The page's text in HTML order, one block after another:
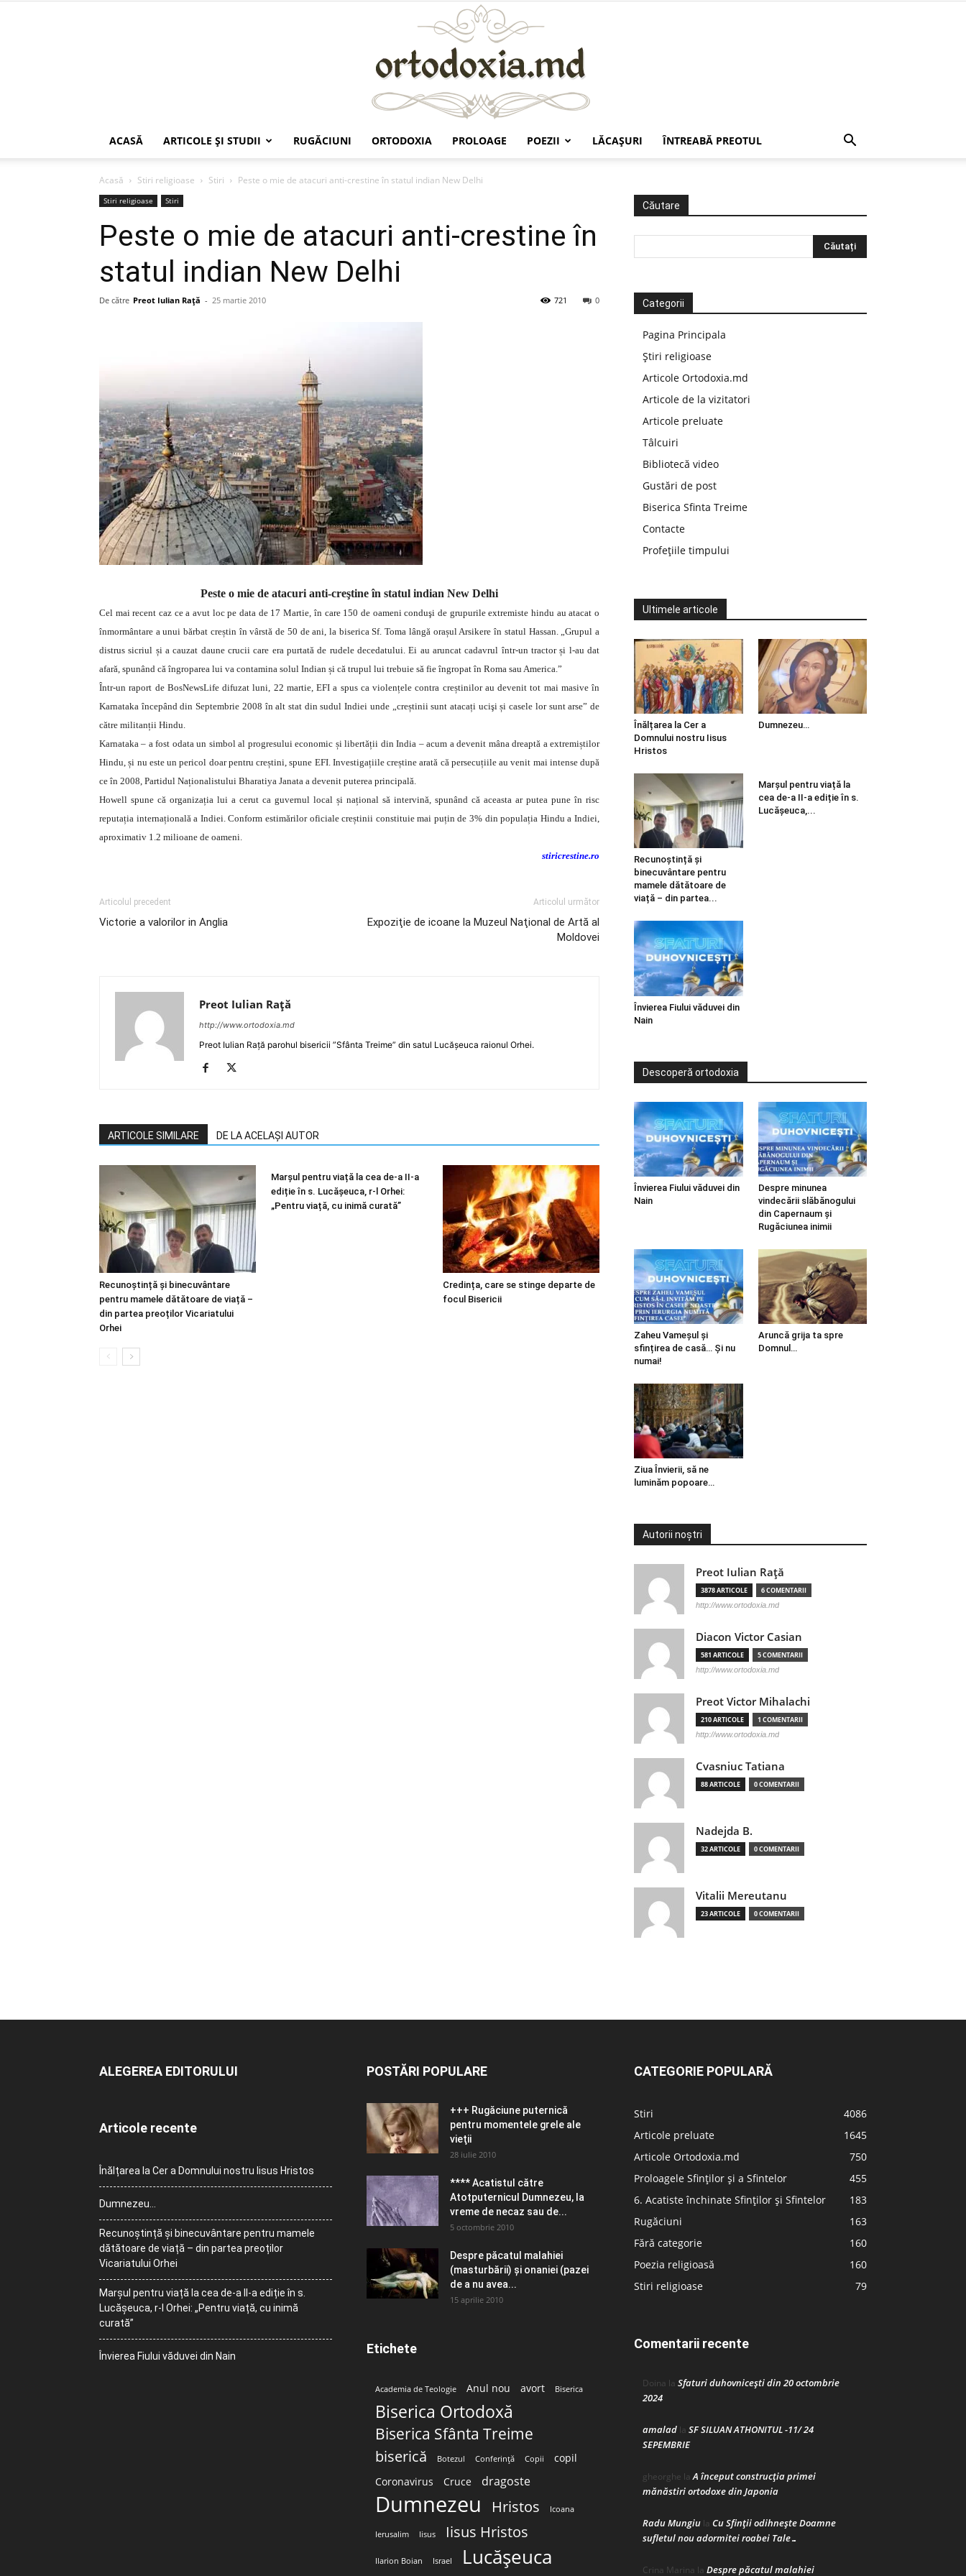
ACASĂ ARTICOLE ŞI STUDII RUGĂCIUNI ORTODOXIA PROLOAGE POEZII LĂCAŞURI ÎNTREABĂ PREOTUL
Acasă Stiri religioase Stiri Peste o mie de atacuri anti-crestine în statul indian New Delhi
Stiri religioase Stiri
Peste o mie de atacuri anti-crestine în
statul indian New Delhi
De către Preot Iulian Raţă - 25 martie 2010 0
721
Peste o mie de atacuri anti-creştine în statul indian New Delhi
Cel mai recent caz ce a avut loc pe data de 17 Martie, în care 150 de oameni conduşi de grupurile extremiste hindu au atacat o
înmormântare a unui bărbat creștin în vârstă de 50 de ani, la biserica Sf. Toma lângă orașul Arsikere în statul Hassan. „Grupul a
distrus sicriul și a cauzat daune crucii care era purtată de rudele decedatului. Ei au aruncat cadavrul într-un tractor și l-au dat
afară, spunând că îngroparea lui va contamina solul Indian și că trupul lui trebuie să fie îngropat în Roma sau America.”
Într-un raport de BosNewsLife difuzat luni, 22 martie, EFI a spus ca violențele contra creștinilor au devenit tot mai masive în
Karnataka începând din Septembrie 2008 în alt stat din sudul Indiei unde „creștinii sunt atacați ucişi și casele lor sunt arse” de
către militanții Hindu.
Karnataka – a fost odata un simbol al progresului economic și libertății din India – acum a devenit mâna dreaptă a extremiștilor
Hindu, și nu este un pericol doar pentru creștini, spune EFI. Investigațiile creștine arată că persecuțiile au venit mai intense după
ce în 2008, Partidul Naționalistului Bharatiya Janata a devenit puterea principală.
Howell spune că organizația lui a cerut ca guvernul local și național să intervină, spunând că aceasta ar putea pune în risc
reputația internațională a Indiei. Conform estimărilor oficiale creștinii constituie mai puțin de 3% din populația Hindu a Indiei,
aproximativ 1.2 milioane de oameni.
stiricrestine.ro
Articolul precedent
Victorie a valorilor in Anglia
Articolul următor
Expoziţie de icoane la Muzeul Naţional de Artă al
Moldovei
Preot Iulian Raţă
http://www.ortodoxia.md
Preot Iulian Rață parohul bisericii ”Sfânta Treime” din satul Lucășeuca raionul Orhei.
ARTICOLE SIMILARE DE LA ACELAȘI AUTOR
Recunoștință și binecuvântare
pentru mamele dătătoare de viață –
din partea preoților Vicariatului
Orhei
Marșul pentru viață la cea de-a II-a
ediție în s. Lucășeuca, r-l Orhei:
„Pentru viață, cu inimă curată”
Credința, care se stinge departe de
focul Bisericii
Căutare
Categorii
Pagina Principala
Știri religioase
Articole Ortodoxia.md
Articole de la vizitatori
Articole preluate
Tâlcuiri
Bibliotecă video
Gustări de post
Biserica Sfinta Treime
Contacte
Profețiile timpului
Ultimele articole
Înălțarea la Cer a
Domnului nostru Iisus
Hristos
Dumnezeu…
Recunoștință și
binecuvântare pentru
mamele dătătoare de
viață – din partea...
Marșul pentru viață la
cea de-a II-a ediție în s.
Lucășeuca,...
Învierea Fiului văduvei din
Nain
Descoperă ortodoxia
Învierea Fiului văduvei din
Nain
Despre minunea
vindecării slăbănogului
din Capernaum și
Rugăciunea inimii
Zaheu Vameșul și
sfințirea de casă… Și nu
numai!
Aruncă grija ta spre
Domnul…
Ziua Învierii, să ne
luminăm popoare…
Autorii noștri
Preot Iulian Raţă
3878 ARTICOLE 6 COMENTARII
http://www.ortodoxia.md
Diacon Victor Casian
581 ARTICOLE 5 COMENTARII
http://www.ortodoxia.md
Preot Victor Mihalachi
210 ARTICOLE 1 COMENTARII
http://www.ortodoxia.md
Cvasniuc Tatiana
88 ARTICOLE 0 COMENTARII
Nadejda B.
32 ARTICOLE 0 COMENTARII
Vitalii Mereutanu
23 ARTICOLE 0 COMENTARII
ALEGEREA EDITORULUI
Articole recente
Înălțarea la Cer a Domnului nostru Iisus Hristos
Dumnezeu…
Recunoștință și binecuvântare pentru mamele
dătătoare de viață – din partea preoților
Vicariatului Orhei
Marșul pentru viață la cea de-a II-a ediție în s.
Lucășeuca, r-l Orhei: „Pentru viață, cu inimă
curată”
Învierea Fiului văduvei din Nain
POSTĂRI POPULARE
+++ Rugăciune puternică
pentru momentele grele ale
vieţii
28 iulie 2010
**** Acatistul către
Atotputernicul Dumnezeu, la
vreme de necaz sau de...
5 octombrie 2010
Despre păcatul malahiei
(masturbării) şi onaniei (pazei
de a nu avea...
15 aprilie 2010
Etichete
Academia de Teologie Anul nou avort Biserica
Biserica Ortodoxă
Biserica Sfânta Treime
biserică Botezul Conferință Copii
copil
Coronavirus
Cruce dragoste
Dumnezeu Hristos Icoana
Ierusalim Iisus Iisus Hristos
Ilarion Boian Israel Lucășeuca
CATEGORIE POPULARĂ
Stiri
4086
Articole preluate
1645
Articole Ortodoxia.md
750
Proloagele Sfinților și a Sfintelor
455
6. Acatiste închinate Sfinților și Sfintelor
183
Rugăciuni
163
Fără categorie
160
Poezia religioasă
160
Stiri religioase
79
Comentarii recente
Doina la Sfaturi duhovnicești din 20 octombrie
2024
amalad la SF SILUAN ATHONITUL -11/ 24
SEPEMBRIE
gheorghe laA început construcţia primei
mănăstiri ortodoxe din Japonia
Radu Mungiu la Cu Sfinții odihnește Doamne
sufletul nou adormitei roabei Tale…
Crina Marina la Despre păcatul malahiei